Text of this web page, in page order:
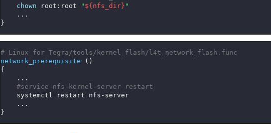
chown root:root " ${nfs_dir} "
    ...
}
# Linux_for_Tegra/tools/kernel_flash/l4t_network_flash.func
network_prerequisite ()
{
    ...
#service nfs-kernel-server restart
    systemctl restart nfs-server
    ...
}